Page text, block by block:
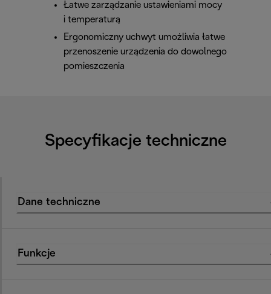
Łatwe zarządzanie ustawieniami mocy
i temperaturą
Ergonomiczny uchwyt umożliwia łatwe
przenoszenie urządzenia do dowolnego
pomieszczenia
Specyfikacje techniczne
Dane techniczne
Funkcje